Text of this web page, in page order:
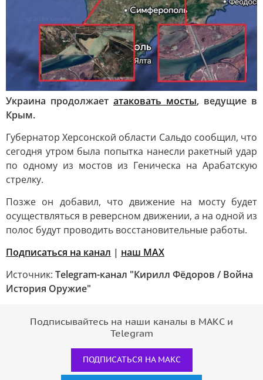
Украина продолжает атаковать мосты, ведущие в
Крым.
Губернатор Херсонской области Сальдо сообщил, что
сегодня утром была попытка нанесли ракетный удар
по одному из мостов из Геническа на Арабатскую
стрелку.
Позже он добавил, что движение на мосту будет
осуществляться в реверсном движении, а на одной из
полос будут проводить восстановительные работы.
Подписаться на канал | наш МАХ
Источник: Telegram-канал "Кирилл Фёдоров / Война
История Оружие"
Подписывайтесь на наши каналы в МАКС и
Telegram
ПОДПИСАТЬСЯ НА МАКС